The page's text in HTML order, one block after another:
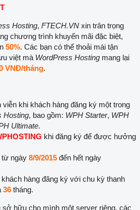
Hosting, FTECH.VN xin trân trọng
chương trình khuyến mãi đặc biệt,
50%. Các bạn có thể thoải mái tận
việt mà WordPress Hosting mang lại
VNĐ/tháng.
viễn khi khách hàng đăng ký một trong
Hosting, bao gồm: WPH Starter, WPH
Ultimate.
khi đăng ký để được hưởng
từ ngày 8/9/2015 đến hết ngày
hàng đăng ký với chu kỳ thanh
36 tháng.
sở hữu cho mình một server riêng, các